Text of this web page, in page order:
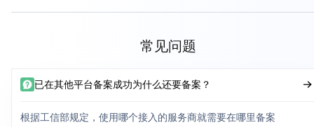
常见问题
已在其他平台备案成功为什么还要备案？
根据工信部规定，使用哪个接入的服务商就需要在哪里备案